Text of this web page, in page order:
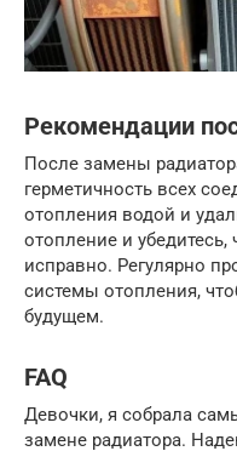
Рекомендации
После замены
герметичность всех
отопления водой и
отопление и убедитесь,
исправно. Регулярно
системы отопления,
будущем.
FAQ
Девочки, я собрала
замене радиатора.